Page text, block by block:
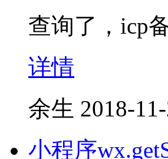
查询了，icp
详情
余生 2018-
小程序